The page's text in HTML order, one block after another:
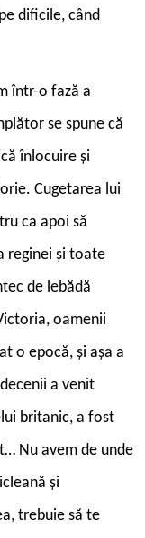
dificile, când
într-o fază a
se spune că
înlocuire și
Cugetarea lui
ca apoi să
reginei și toate
de lebădă
oamenii
o epocă, și așa a
a venit
britanic, a fost
Nu avem de unde
și
trebuie să te